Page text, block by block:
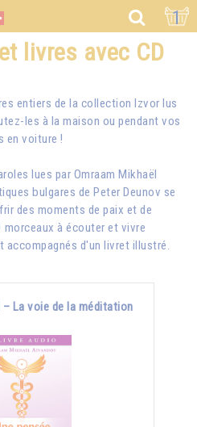
1
livres avec CD
entiers de la collection Izvor lus
les à la maison ou pendant vos
en voiture !
lues par Omraam Mikhaël
bulgares de Peter Deunov se
des moments de paix et de
à écouter et vivre
accompagnés d'un livret illustré.
– La voie de la méditation